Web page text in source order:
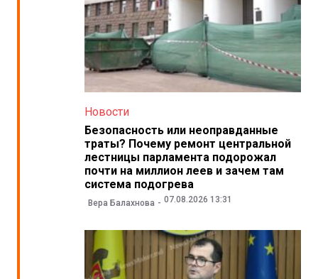
Новости
Безопасность или неоправданные
траты? Почему ремонт центральной
лестницы парламента подорожал
почти на миллион леев и зачем там
система подогрева
Вера Балахнова 07.08.2026 13:31